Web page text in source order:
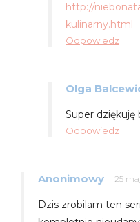
http://
kulinarny.html
Odpowiedz
Olga
Super
Odpowiedz
Anonimowy 25
Dzis zrobilam ten